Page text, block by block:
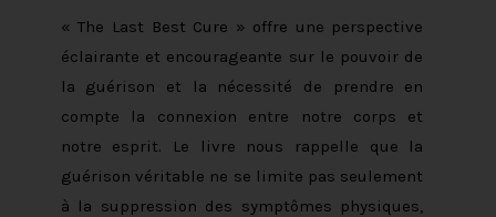
« The Last Best Cure » offre une perspective
éclairante et encourageante sur le pouvoir de
la guérison et la nécessité de prendre en
compte la connexion entre notre corps et
notre esprit. Le livre nous rappelle que la
guérison véritable ne se limite pas seulement
à la suppression des symptômes physiques,